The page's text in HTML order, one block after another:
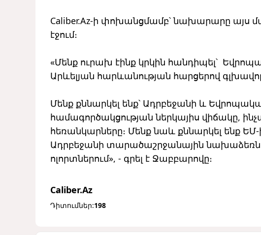
Caliber.Az-ի փոխանցմամբ՝ նախարարը այս
էջում։
«Մենք ուրախ էինք կրկին հանդիպել՝
Արևելյան հարևանության հարցերով
Մենք քննարկել ենք՝ Ադրբեջանի և
համագործակցության ներկայիս վիճակը,
հեռանկարները։ Մենք նաև քննարկել ենք
Ադրբեջանի տարածաշրջանային
ոլորտներում», - գրել է Ջաբբարովը։
Caliber.Az
Դիտումներ:198